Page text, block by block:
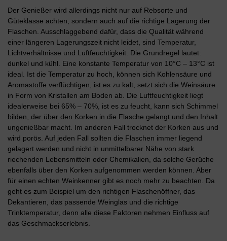
Der Genießer wird allerdings nicht nur auf Rebsorte und
Güteklasse achten, sondern auch auf die richtige Lagerung der
Flaschen. Ausschlaggebend dafür, dass die Qualität während
einer längeren Lagerungszeit nicht leidet, sind Temperatur,
Lichtverhältnisse und Luftfeuchtigkeit. Die Grundregel lautet:
dunkel und kühl. Eine konstante Temperatur von 10°C – 13°C ist
ideal. Ist die Temperatur zu hoch, können sich Kohlensäure und
Aromastoffe verflüchtigen, ist es zu kalt, setzt sich die Weinsäure
in Form von Kristallen am Boden ab. Die Luftfeuchtigkeit liegt
idealerweise bei 65% – 70%, ist es zu feucht, kann sich Schimmel
bilden, der über den Korken in die Flasche gelangt und den Inhalt
ungenießbar macht. Im anderen Fall trocknet der Korken aus und
wird porös. Auf jeden Fall sollten die Flaschen immer liegend
gelagert werden und nicht in unmittelbarer Nähe von stark
riechenden Lebensmitteln oder Chemikalien, da solche Gerüche
ebenfalls über den Korken aufgenommen werden können. Aber
für einen echten Weinkenner gibt es noch mehr zu beachten. Da
geht es zum Beispiel um den richtigen Flaschenöffner, das
Dekantieren, das passende Weinglas und die richtige
Trinktemperatur, denn alle diese Faktoren nehmen Einfluss auf
das Geschmackserlebnis.